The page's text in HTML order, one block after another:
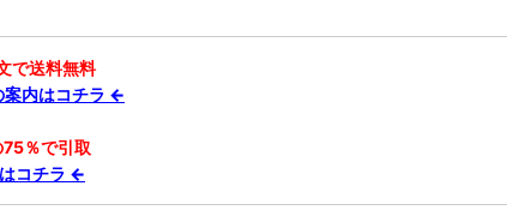
で送料無料
案内はコチラ ←
％で引取
コチラ ←